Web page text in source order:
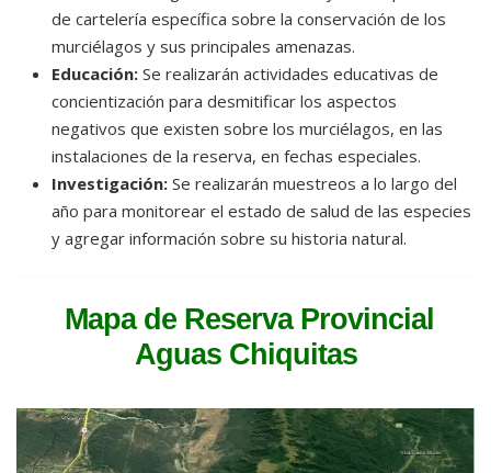
de cartelería específica sobre la conservación de los
murciélagos y sus principales amenazas.
Educación: Se realizarán actividades educativas de
concientización para desmitificar los aspectos
negativos que existen sobre los murciélagos, en las
instalaciones de la reserva, en fechas especiales.
Investigación: Se realizarán muestreos a lo largo del
año para monitorear el estado de salud de las especies
y agregar información sobre su historia natural.
Mapa de Reserva Provincial
Aguas Chiquitas